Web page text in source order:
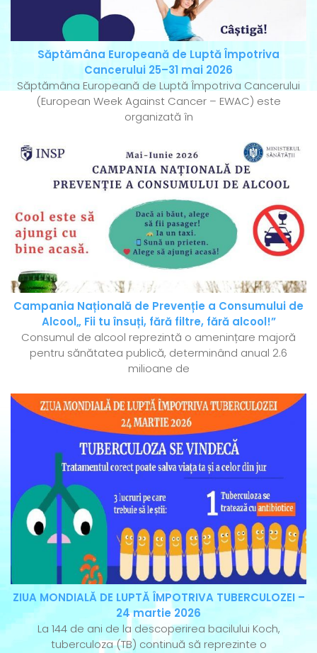
Săptămâna Europeană de Luptă Împotriva
Cancerului 25–31 mai 2026
Săptămâna Europeană de Luptă Împotriva Cancerului
(European Week Against Cancer – EWAC) este
organizată în
Campania Națională de Prevenție a Consumului de
Alcool„ Fii tu însuți, fără filtre, fără alcool!”
Consumul de alcool reprezintă o amenințare majoră
pentru sănătatea publică, determinând anual 2.6
milioane de
ZIUA MONDIALĂ DE LUPTĂ ÎMPOTRIVA TUBERCULOZEI –
24 martie 2026
La 144 de ani de la descoperirea bacilului Koch,
tuberculoza (TB) continuă să reprezinte o